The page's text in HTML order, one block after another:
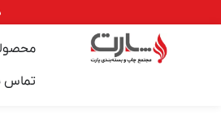
تماس